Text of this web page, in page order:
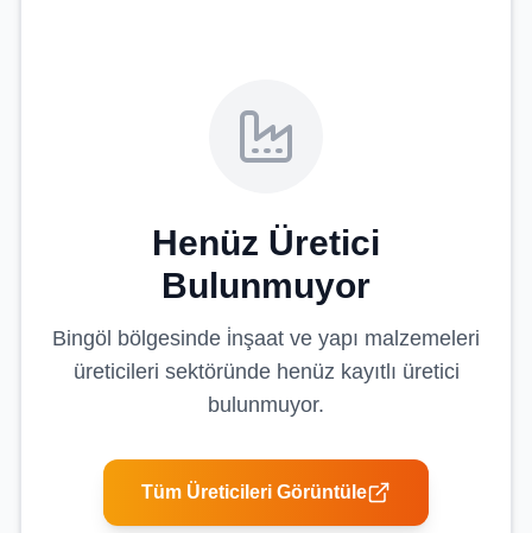
Henüz Üretici
Bulunmuyor
Bingöl bölgesinde i̇nşaat ve yapı malzemeleri
üreticileri sektöründe henüz kayıtlı üretici
bulunmuyor.
Tüm Üreticileri Görüntüle